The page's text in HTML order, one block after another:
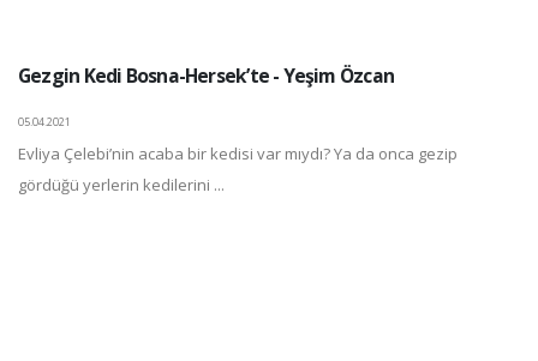
Gezgin Kedi Bosna-Hersek’te - Yeşim Özcan
05.04.2021
Evliya Çelebi’nin acaba bir kedisi var mıydı? Ya da onca gezip
gördüğü yerlerin kedilerini ...